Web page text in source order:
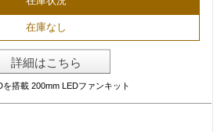
在庫なし
詳細はこちら
搭載 200mm LEDファンキット